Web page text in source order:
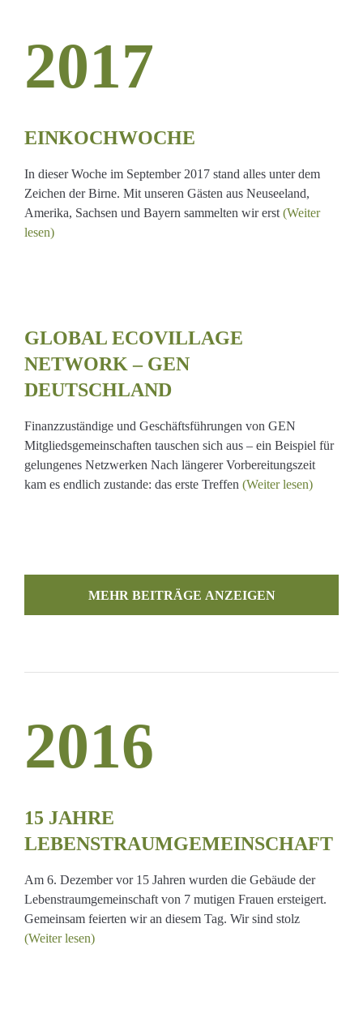
2017
EINKOCHWOCHE
In dieser Woche im September 2017 stand alles unter dem
Zeichen der Birne. Mit unseren Gästen aus Neuseeland,
Amerika, Sachsen und Bayern sammelten wir erst (Weiter
lesen)
GLOBAL ECOVILLAGE
NETWORK – GEN
DEUTSCHLAND
Finanzzuständige und Geschäftsführungen von GEN
Mitgliedsgemeinschaften tauschen sich aus – ein Beispiel für
gelungenes Netzwerken Nach längerer Vorbereitungszeit
kam es endlich zustande: das erste Treffen (Weiter lesen)
2016
15 JAHRE
LEBENSTRAUMGEMEINSCHAFT
Am 6. Dezember vor 15 Jahren wurden die Gebäude der
Lebenstraumgemeinschaft von 7 mutigen Frauen ersteigert.
Gemeinsam feierten wir an diesem Tag. Wir sind stolz
(Weiter lesen)